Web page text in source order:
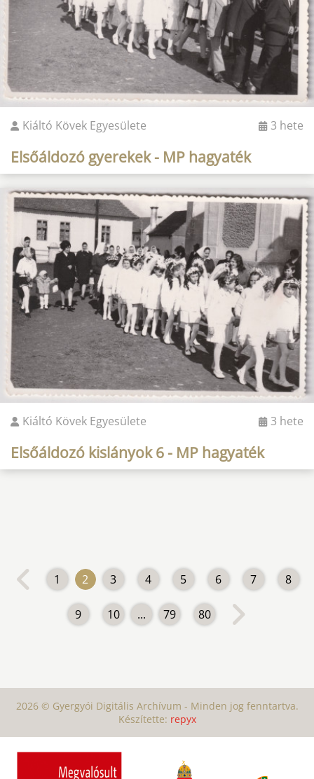
Kiáltó Kövek Egyesülete 3 hete
Elsőáldozó gyerekek - MP hagyaték
Kiáltó Kövek Egyesülete 3 hete
Elsőáldozó kislányok 6 - MP hagyaték
1 2 3 4 5 6 7 8
9 10 ... 79 80
2026 © Gyergyói Digitális Archívum - Minden jog fenntartva.
Készítette: repyx